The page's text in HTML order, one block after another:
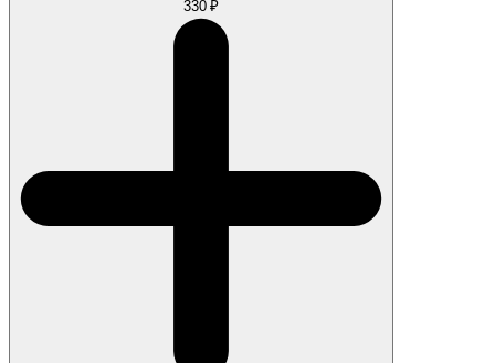
330 ₽